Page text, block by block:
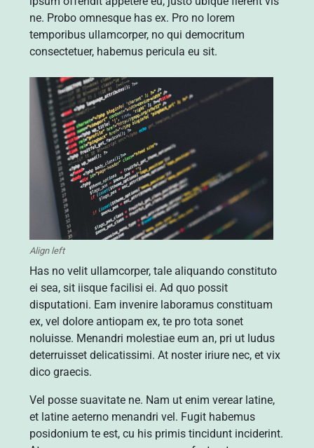
ne. Probo omnesque has ex. Pro no lorem
temporibus ullamcorper, no qui democritum
consectetuer, habemus pericula eu sit.
Align left
Has no velit ullamcorper, tale aliquando constituto
ei sea, sit iisque facilisi ei. Ad quo possit
disputationi. Eam invenire laboramus constituam
ex, vel dolore antiopam ex, te pro tota sonet
noluisse. Menandri molestiae eum an, pri ut ludus
deterruisset delicatissimi. At noster iriure nec, et vix
dico graecis.
Vel posse suavitate ne. Nam ut enim verear latine,
et latine aeterno menandri vel. Fugit habemus
posidonium te est, cu his primis tincidunt inciderint.